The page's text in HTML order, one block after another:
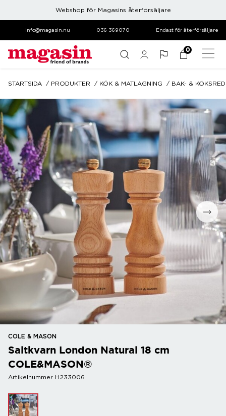
Webshop för Magasins återförsäljare
info@magasin.nu 036 369070 Endast för återförsäljare
0
STARTSIDA PRODUKTER KÖK & MATLAGNING BAK- &
COLE & MASON
Saltkvarn London Natural 18 cm
COLE&MASON®
Artikelnummer H233006